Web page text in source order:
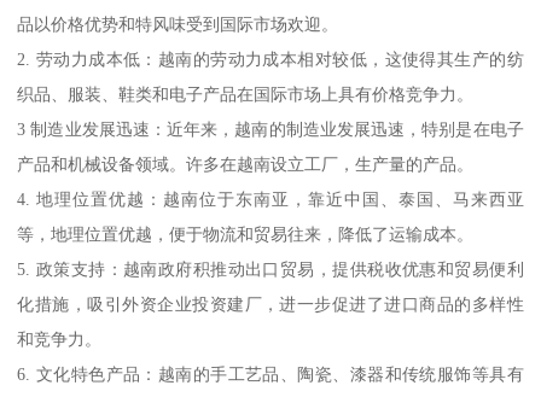
品以价格优势和特风味受到国际市场欢迎。
2. 劳动力成本低：越南的劳动力成本相对较低，这使得其生产的纺
织品、服装、鞋类和电子产品在国际市场上具有价格竞争力。
3 制造业发展迅速：近年来，越南的制造业发展迅速，特别是在电子
产品和机械设备领域。许多在越南设立工厂，生产量的产品。
4. 地理位置优越：越南位于东南亚，靠近中国、泰国、马来西亚
等，地理位置优越，便于物流和贸易往来，降低了运输成本。
5. 政策支持：越南政府积推动出口贸易，提供税收优惠和贸易便利
化措施，吸引外资企业投资建厂，进一步促进了进口商品的多样性
和竞争力。
6. 文化特色产品：越南的手工艺品、陶瓷、漆器和传统服饰等具有